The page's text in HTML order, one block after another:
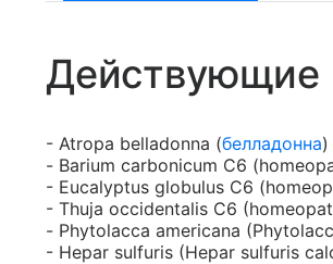
Действующие
- Atropa belladonna (белладонна)
- Barium carbonicum C6
- Euсalyptus globulus C6
- Thuja oссidentalis С6
- Phytolacca americana
- Hepar sulfuris (Hepar sulfuris